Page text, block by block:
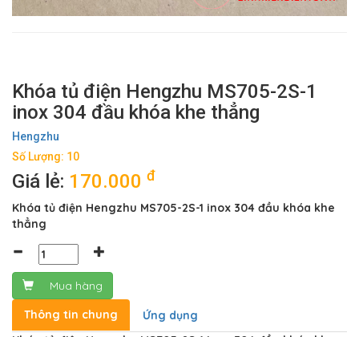
Khóa tủ điện Hengzhu MS705-2S-1
inox 304 đầu khóa khe thẳng
Hengzhu
Số Lượng: 10
Giá lẻ: 170.000 đ
Khóa tủ điện Hengzhu MS705-2S-1 inox 304 đầu khóa khe
thẳng
Mua hàng
Thông tin chung
Ứng dụng